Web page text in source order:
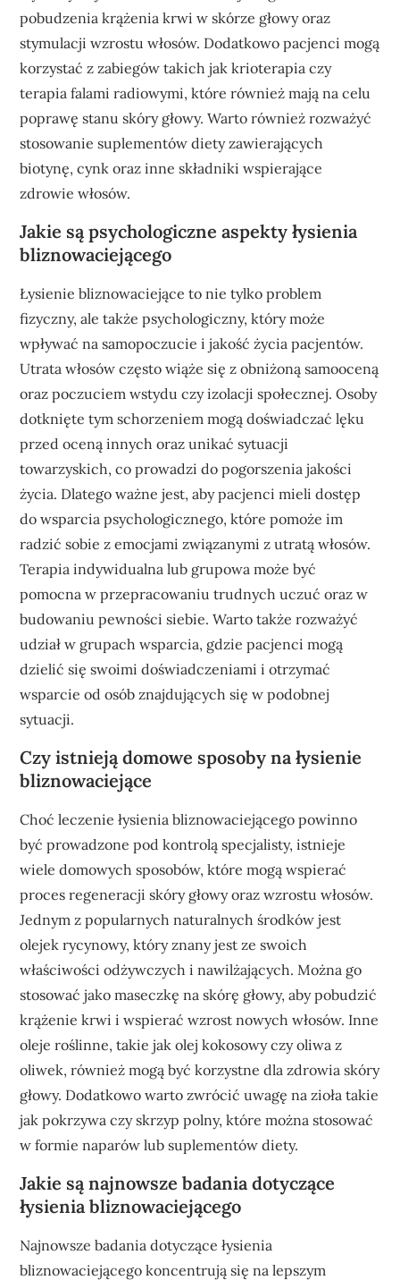
pobudzenia krążenia krwi w skórze głowy oraz
stymulacji wzrostu włosów. Dodatkowo pacjenci mogą
korzystać z zabiegów takich jak krioterapia czy
terapia falami radiowymi, które również mają na celu
poprawę stanu skóry głowy. Warto również rozważyć
stosowanie suplementów diety zawierających
biotynę, cynk oraz inne składniki wspierające
zdrowie włosów.
Jakie są psychologiczne aspekty łysienia
bliznowaciejącego
Łysienie bliznowaciejące to nie tylko problem
fizyczny, ale także psychologiczny, który może
wpływać na samopoczucie i jakość życia pacjentów.
Utrata włosów często wiąże się z obniżoną samooceną
oraz poczuciem wstydu czy izolacji społecznej. Osoby
dotknięte tym schorzeniem mogą doświadczać lęku
przed oceną innych oraz unikać sytuacji
towarzyskich, co prowadzi do pogorszenia jakości
życia. Dlatego ważne jest, aby pacjenci mieli dostęp
do wsparcia psychologicznego, które pomoże im
radzić sobie z emocjami związanymi z utratą włosów.
Terapia indywidualna lub grupowa może być
pomocna w przepracowaniu trudnych uczuć oraz w
budowaniu pewności siebie. Warto także rozważyć
udział w grupach wsparcia, gdzie pacjenci mogą
dzielić się swoimi doświadczeniami i otrzymać
wsparcie od osób znajdujących się w podobnej
sytuacji.
Czy istnieją domowe sposoby na łysienie
bliznowaciejące
Choć leczenie łysienia bliznowaciejącego powinno
być prowadzone pod kontrolą specjalisty, istnieje
wiele domowych sposobów, które mogą wspierać
proces regeneracji skóry głowy oraz wzrostu włosów.
Jednym z popularnych naturalnych środków jest
olejek rycynowy, który znany jest ze swoich
właściwości odżywczych i nawilżających. Można go
stosować jako maseczkę na skórę głowy, aby pobudzić
krążenie krwi i wspierać wzrost nowych włosów. Inne
oleje roślinne, takie jak olej kokosowy czy oliwa z
oliwek, również mogą być korzystne dla zdrowia skóry
głowy. Dodatkowo warto zwrócić uwagę na zioła takie
jak pokrzywa czy skrzyp polny, które można stosować
w formie naparów lub suplementów diety.
Jakie są najnowsze badania dotyczące
łysienia bliznowaciejącego
Najnowsze badania dotyczące łysienia
bliznowaciejącego koncentrują się na lepszym